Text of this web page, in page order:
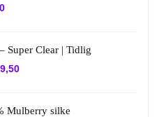
Nåværende
Super Clear | Tidlig
Mulberry silke